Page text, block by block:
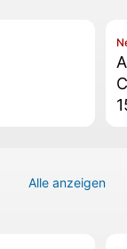
Alle anzeigen